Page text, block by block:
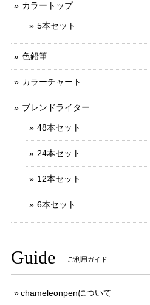
カラートップ
5本セット
色鉛筆
カラーチャート
ブレンドライター
48本セット
24本セット
12本セット
6本セット
Guide ご利用ガイド
chameleonpenについて